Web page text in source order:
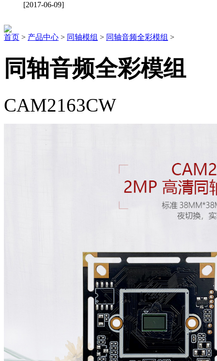
[2017-06-09]
首页 > 产品中心 > 同轴模组 > 同轴音频全彩模组 >
同轴音频全彩模组
CAM2163CW